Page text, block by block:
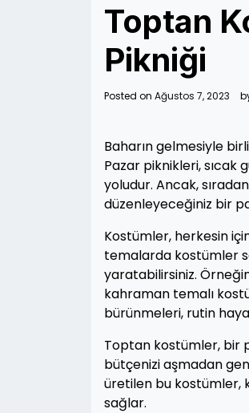
Toptan
Pikniği
Posted on Ağustos 7, 2023
Baharın gelmesiyle
Pazar piknikleri, sıcak
yoludur. Ancak,
düzenleyeceğiniz bir
Kostümler, herkesin
temalarda kostümler
yaratabilirsiniz.
kahraman temalı
bürünmeleri, rutin
Toptan kostümler, bir
bütçenizi aşmadan
üretilen bu kostümler,
sağlar.